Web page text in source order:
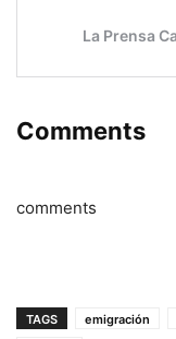
Comments
comments
TAGS emigración